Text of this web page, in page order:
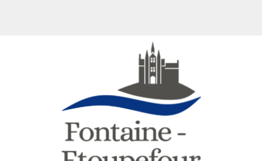
Mairie de Fontaine Etoupefour